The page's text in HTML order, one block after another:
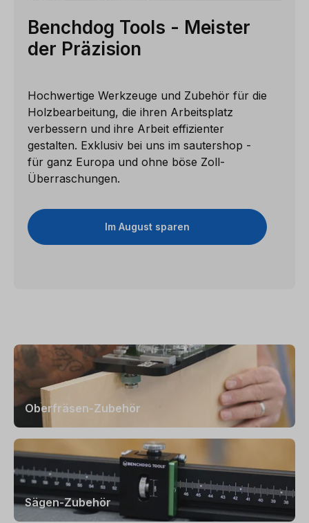
Benchdog Tools - Meister
der Präzision
Hochwertige Werkzeuge und Zubehör für die
Holzbearbeitung, die ihren Arbeitsplatz
verbessern und ihre Arbeit effizienter
gestalten. Exklusiv bei uns im sautershop -
für ganz Europa und ohne böse Zoll-
Überraschungen.
Im August sparen
Oberfräsen-Zubehör
Sägen-Zubehör